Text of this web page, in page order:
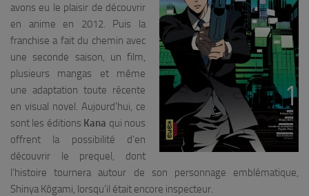
avons eu le plaisir de découvrir
en anime en 2012. Puis la
franchise a fait du chemin avec
une seconde saison, un film,
plusieurs mangas et même
une adaptation toute récente
en visual novel. Aujourd’hui, ce
sont les éditions Kana qui nous
offrent la possibilité d’en
découvrir le prequel, dont
l’histoire tournera autour de son personnage emblématique,
Shinya Kôgami, lorsqu’il était encore inspecteur.